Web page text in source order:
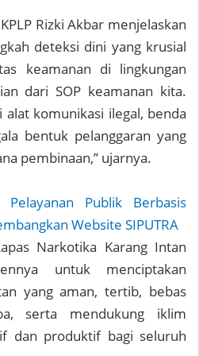
Rizki Akbar menjelaskan
deteksi dini yang krusial
keamanan di lingkungan
dari SOP keamanan kita.
alat komunikasi ilegal, benda
bentuk pelanggaran yang
pembinaan,” ujarnya.
Pelayanan Publik Berbasis
Website SIPUTRA
Narkotika Karang Intan
untuk menciptakan
yang aman, tertib, bebas
serta mendukung iklim
dan produktif bagi seluruh